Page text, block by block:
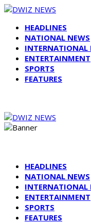
HEADLINES
NATIONAL NEWS
INTERNATIONAL
ENTERTAINMENT
SPORTS
FEATURES
HEADLINES
NATIONAL NEWS
INTERNATIONAL
ENTERTAINMENT
SPORTS
FEATURES